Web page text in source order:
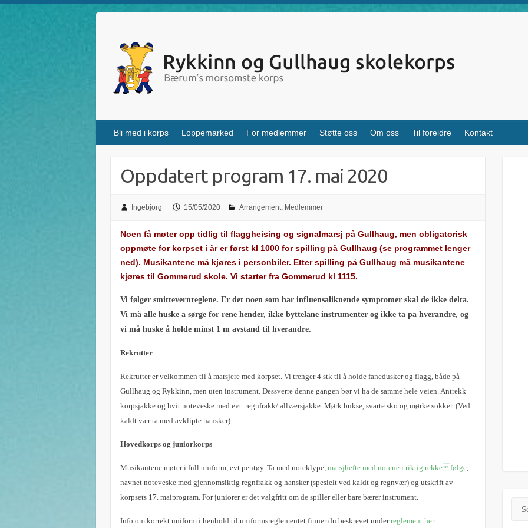
Bli med i korps Loppemarked For medlemmer Støtte oss Om oss Til foreldre Kontakt
Oppdatert program 17. mai 2020
Ingebjorg 15/05/2020 Arrangement, Medlemmer
Noen få møter opp tidlig til flaggheising og signalmarsj på Gullhaug, men obligatorisk
oppmøte for korpset i år er først kl 1000 for spilling på Gullhaug (se programmet lenger
ned). Musikantene må kjøres i personbiler. Etter spilling på Gullhaug må musikantene
kjøres til Gommerud skole. Vi starter fra Gommerud kl 1115.
Vi følger smittevernreglene. Er det noen som har influensaliknende symptomer skal deikke delta.
Vi må alle huske å sørge for rene hender, ikke byttelåne instrumenter og ikke ta på hverandre, og
vi må huske å holde minst 1 m avstand til hverandre.
Rekrutter
Rekrutter er velkommen til å marsjere med korpset. Vi trenger 4 stk til å holde fanedusker og flagg, både på
Gullhaug og Rykkinn, men uten instrument. Dessverre denne gangen bør vi ha de samme hele veien. Antrekk
korpsjakke og hvit noteveske med evt. regnfrakk/ allværsjakke. Mørk bukse, svarte sko og mørke sokker. (Ved
kaldt vær ta med avklipte hansker).
Hovedkorps og juniorkorps
Musikantene møter i full uniform, evt pentøy.Ta med noteklype,marsjhefte med notene i riktig rekkefølge
navnet noteveske med gjennomsiktig regnfrakk og hansker (spesielt ved kaldt og regnvær) og utskrift av
korpsets 17. maiprogram. For juniorer er det valgfritt om de spiller eller bare bærer instrument.
Info om korrekt uniform i henhold til uniformsreglementet finner du beskrevet underreglement her.